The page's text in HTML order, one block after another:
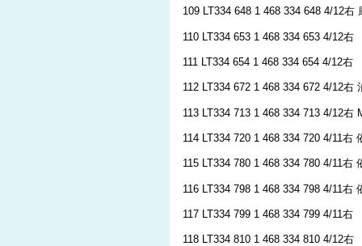
109 LT334 648 1 468 334 648 4/12右
110 LT334 653 1 468 334 653 4/12右
111 LT334 654 1 468 334 654 4/12右
112 LT334 672 1 468 334 672 4/12右
113 LT334 713 1 468 334 713 4/12右
114 LT334 720 1 468 334 720 4/11右
115 LT334 780 1 468 334 780 4/11右
116 LT334 798 1 468 334 798 4/11右
117 LT334 799 1 468 334 799 4/11右
118 LT334 810 1 468 334 810 4/12右